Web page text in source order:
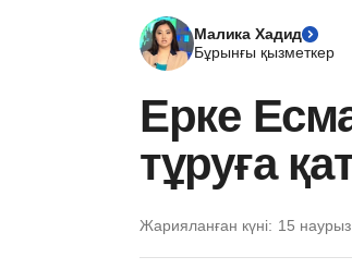
Малика Хадид
Бұрынғы қызметкер
Ерке
тұруға
Жарияланған күні: 15